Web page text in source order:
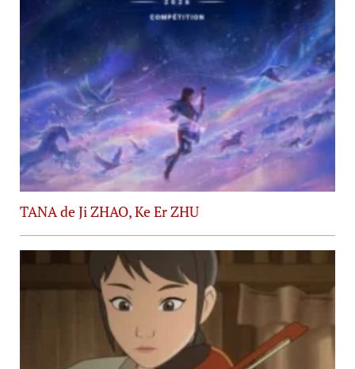
TANA de Ji ZHAO, Ke Er ZHU